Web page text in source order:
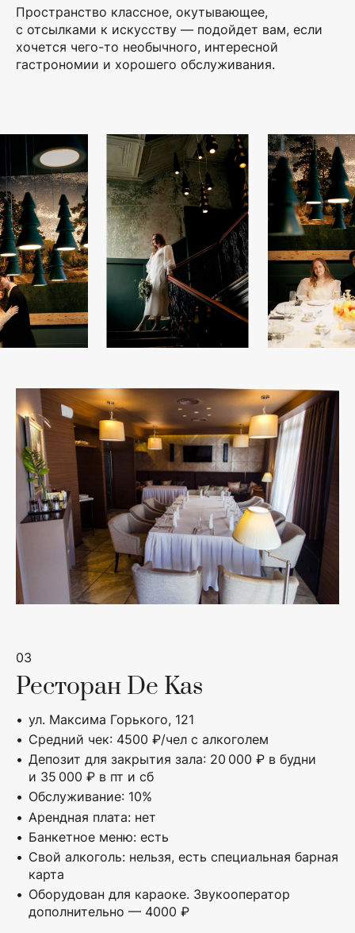
Пространство классное, окутывающее,
с отсылками к искусству — подойдет вам, если
хочется чего-то необычного, интересной
гастрономии и хорошего обслуживания.
03
Ресторан De Kas
ул. Максима Горького, 121
Средний чек: 4500 ₽/чел с алкоголем
Депозит для закрытия зала: 20 000 ₽ в будни
и 35 000 ₽ в пт и сб
Обслуживание: 10%
Арендная плата: нет
Банкетное меню: есть
Свой алкоголь: нельзя, есть специальная барная
карта
Оборудован для караоке. Звукооператор
дополнительно — 4000 ₽